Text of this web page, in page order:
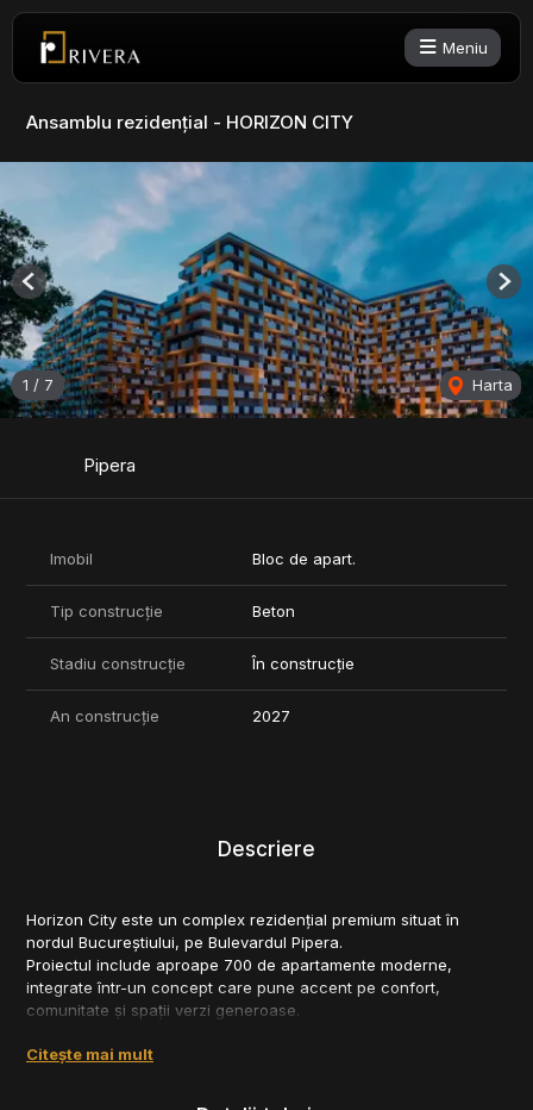
Meniu
Ansamblu rezidențial - HORIZON CITY
Pipera
1 / 7 Harta
Previous
Imobil Bloc de apart.
Tip construcție Beton
Stadiu construcție În construcție
An construcție 2027
Descriere
Horizon City este un complex rezidențial premium situat în
nordul Bucureștiului, pe Bulevardul Pipera.
Proiectul include aproape 700 de apartamente moderne,
integrate într-un concept care pune accent pe confort,
comunitate și spații verzi generoase.
Horizon City reprezintă un nou standard pentru locuire urbană
Citește mai mult